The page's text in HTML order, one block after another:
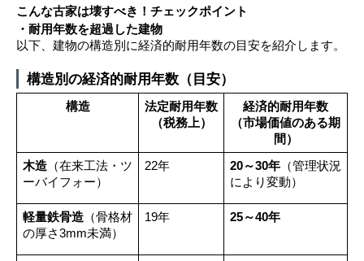
こんな古家は壊すべき！チェックポイント
・耐用年数を超過した建物
以下、建物の構造別に経済的耐用年数の目安を紹介します。
構造別の経済的耐用年数（目安）
構造
法定耐用年数
（税務上）
経済的耐用年数
（市場価値のある期
間）
木造（在来工法・ツ
ーバイフォー）
22年 20～30年 （管理状況
により変動）
軽量鉄骨造 （骨格材
の厚さ3mm未満）
19年 25～40年